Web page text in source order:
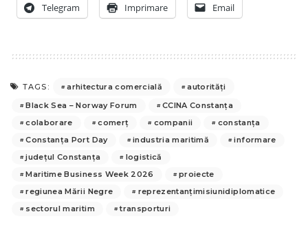
Telegram Imprimare Email
TAGS: arhitectura comercială
autorități
Black Sea – Norway Forum
CCINA Constanța
colaborare
comerț companii
constanța
Constanța Port Day
industria maritimă
informare
județul Constanța
logistică
Maritime Business Week 2026
proiecte
regiunea Mării Negre
reprezentanțimisiunidiplomatice
sectorul maritim
transporturi